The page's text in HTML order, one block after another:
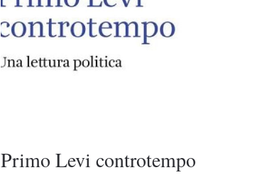
Primo Levi controtempo